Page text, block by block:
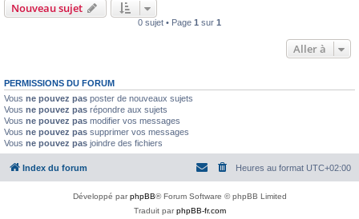
Nouveau sujet
0 sujet • Page 1 sur 1
Aller à
PERMISSIONS DU FORUM
Vous ne pouvez pas poster de nouveaux sujets
Vous ne pouvez pas répondre aux sujets
Vous ne pouvez pas modifier vos messages
Vous ne pouvez pas supprimer vos messages
Vous ne pouvez pas joindre des fichiers
Index du forum Heures au format UTC+02:00
Développé parphpBB® Forum Software © phpBB Limited
Traduit parphpBB-fr.com